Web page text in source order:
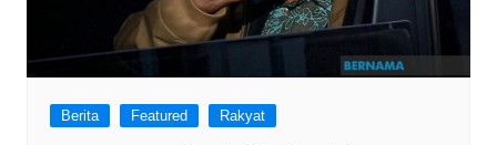
Berita Featured Rakyat